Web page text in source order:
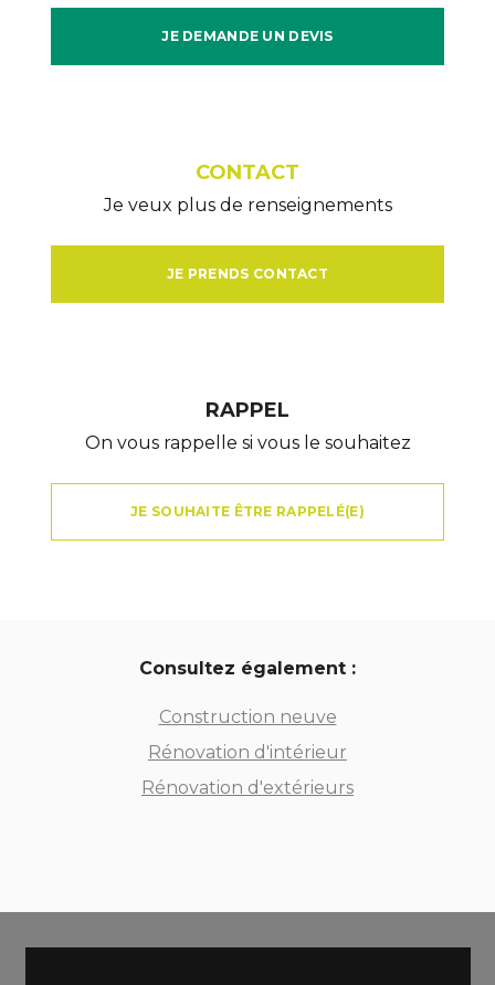
JE DEMANDE UN DEVIS
CONTACT
Je veux plus de renseignements
JE PRENDS CONTACT
RAPPEL
On vous rappelle si vous le souhaitez
JE SOUHAITE ÊTRE RAPPELÉ(E)
Consultez également :
Construction neuve
Rénovation d'intérieur
Rénovation d'extérieurs